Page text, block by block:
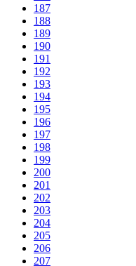
187
188
189
190
191
192
193
194
195
196
197
198
199
200
201
202
203
204
205
206
207